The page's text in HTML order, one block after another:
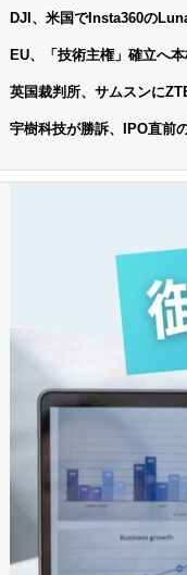
DJI、米国でInsta360の
EU、「技術主権」確立へ
英国裁判所、サムスンに
宇樹科技が勝訴、IPO直前